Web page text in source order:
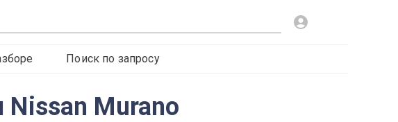
Поиск по запросу
Murano